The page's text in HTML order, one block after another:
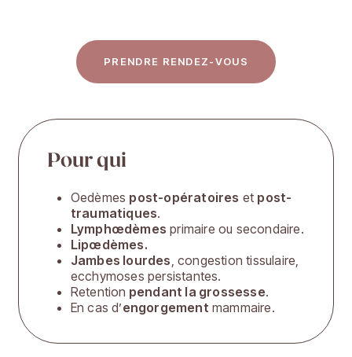
PRENDRE RENDEZ-VOUS
Pour qui
Oedèmes post-opératoires et post-
traumatiques.
Lymphœdèmes primaire ou secondaire.
Lipœdèmes.
Jambes lourdes , congestion tissulaire,
ecchymoses persistantes.
Retention pendant la grossesse.
En cas d’engorgement mammaire.